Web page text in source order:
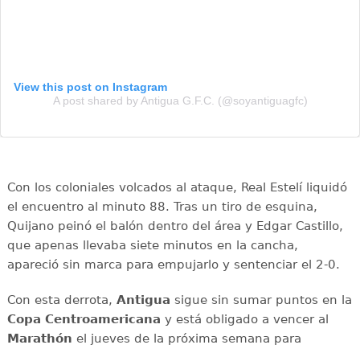
View this post on Instagram
A post shared by Antigua G.F.C. (@soyantiguagfc)
Con los coloniales volcados al ataque, Real Estelí liquidó
el encuentro al minuto 88. Tras un tiro de esquina,
Quijano peinó el balón dentro del área y Edgar Castillo,
que apenas llevaba siete minutos en la cancha,
apareció sin marca para empujarlo y sentenciar el 2-0.
Con esta derrota, Antigua sigue sin sumar puntos en la
Copa Centroamericana y está obligado a vencer al
Marathón el jueves de la próxima semana para